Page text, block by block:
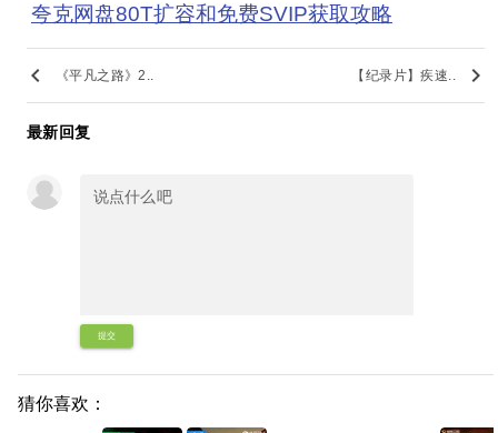
夸克网盘80T扩容和免费SVIP获取攻略
keyboard_arrow_left 《平凡之路》2.. 【纪录片】疾速.. keyboard_arrow_right
最新回复
提交
猜你喜欢：